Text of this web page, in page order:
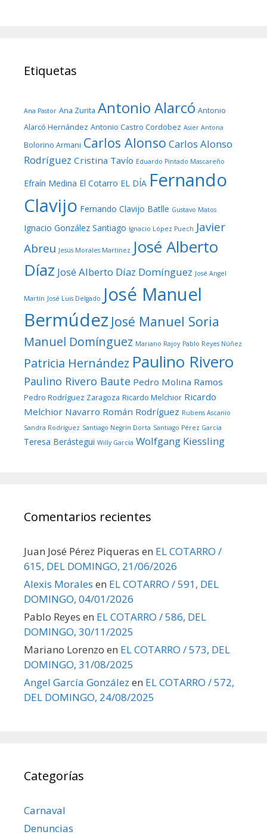
Etiquetas
Ana Pastor Ana Zurita Antonio Alarcó Antonio
Alarcó Hernández Antonio Castro Cordobez Asier Antona
Bolorino Armani Carlos Alonso Carlos Alonso
Rodríguez Cristina Tavío Eduardo Pintado Mascareño
Efraín Medina El Cotarro EL DÍA Fernando
Clavijo Fernando Clavijo Batlle Gustavo Matos
Ignacio González Santiago Ignacio López Puech Javier
Abreu Jesús Morales Martínez José Alberto
Díaz José Alberto Díaz Domínguez José Angel
Martín José Luis Delgado José Manuel
Bermúdez José Manuel Soria
Manuel Domínguez Mariano Rajoy Pablo Reyes Núñez
Patricia Hernández Paulino Rivero
Paulino Rivero Baute Pedro Molina Ramos
Pedro Rodríguez Zaragoza Ricardo Melchior Ricardo
Melchior Navarro Román Rodríguez Rubens Ascanio
Sandra Rodríguez Santiago Negrín Dorta Santiago Pérez García
Teresa Berástegui Willy García Wolfgang Kiessling
Comentarios recientes
Juan José Pérez Piqueras en EL COTARRO /
615, DEL DOMINGO, 21/06/2026
Alexis Morales en EL COTARRO / 591, DEL
DOMINGO, 04/01/2026
Pablo Reyes en EL COTARRO / 586, DEL
DOMINGO, 30/11/2025
Mariano Lorenzo en EL COTARRO / 573, DEL
DOMINGO, 31/08/2025
Angel García González en EL COTARRO / 572,
DEL DOMINGO, 24/08/2025
Categorías
Carnaval
Denuncias